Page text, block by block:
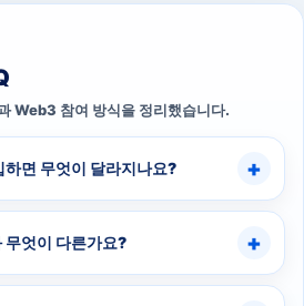
Web3 참여 방식을 정리했습니다.
면 무엇이 달라지나요?
무엇이 다른가요?